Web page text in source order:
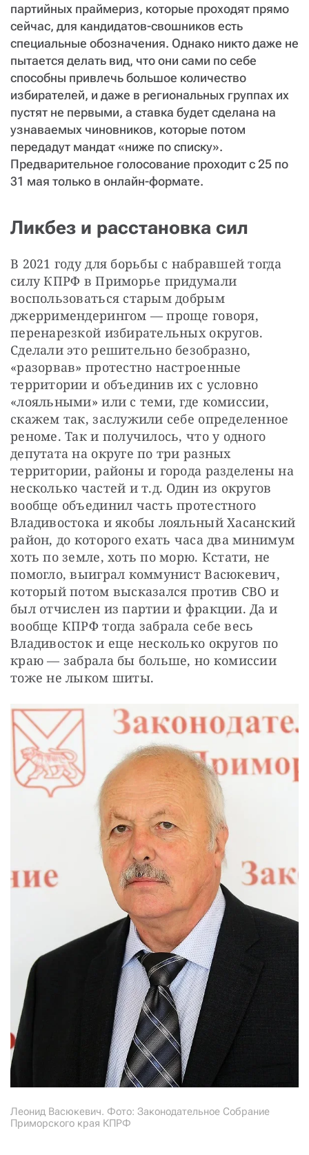
партийных праймериз, которые проходят прямо
сейчас, для кандидатов-свошников есть
специальные обозначения. Однако никто даже не
пытается делать вид, что они сами по себе
способны привлечь большое количество
избирателей, и даже в региональных группах их
пустят не первыми, а ставка будет сделана на
узнаваемых чиновников, которые потом
передадут мандат «ниже по списку».
Предварительное голосование проходит с 25 по
31 мая только в онлайн-формате.
Ликбез и расстановка сил
В 2021 году для борьбы с набравшей тогда
силу КПРФ в Приморье придумали
воспользоваться старым добрым
джерримендерингом — проще говоря,
перенарезкой избирательных округов.
Сделали это решительно безобразно,
«разорвав» протестно настроенные
территории и объединив их с условно
«лояльными» или с теми, где комиссии,
скажем так, заслужили себе определенное
реноме. Так и получилось, что у одного
депутата на округе по три разных
территории, районы и города разделены на
несколько частей и т.д. Один из округов
вообще объединил часть протестного
Владивостока и якобы лояльный Хасанский
район, до которого ехать часа два минимум
хоть по земле, хоть по морю. Кстати, не
помогло, выиграл коммунист Васюкевич,
который потом высказался против СВО и
был отчислен из партии и фракции. Да и
вообще КПРФ тогда забрала себе весь
Владивосток и еще несколько округов по
краю — забрала бы больше, но комиссии
тоже не лыком шиты.
Леонид Васюкевич. Фото: Законодательное Собрание
Приморского края КПРФ